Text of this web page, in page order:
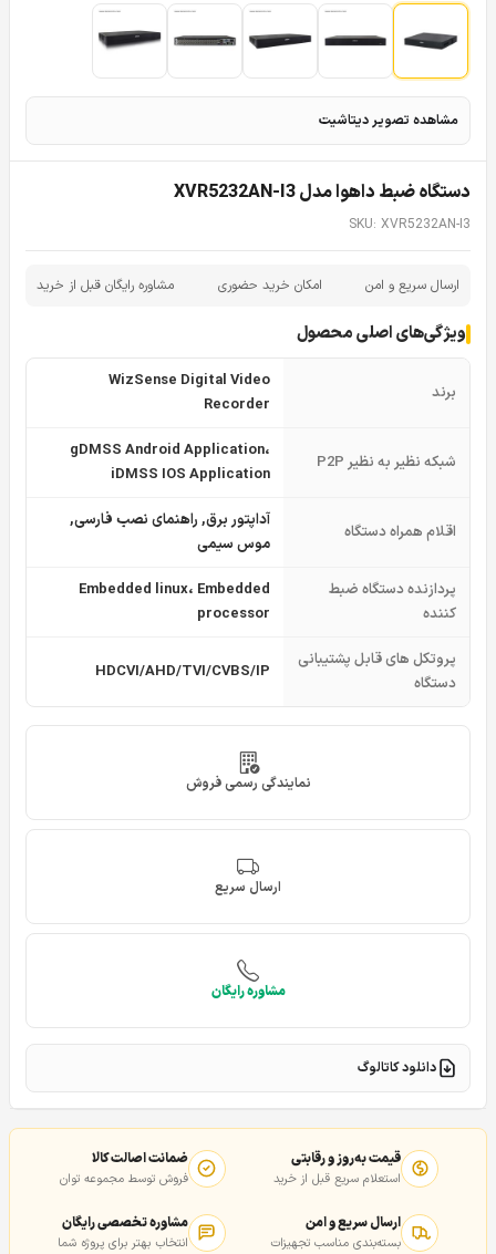
مشاهده تصویر دیتاشیت
دستگاه ضبط داهوا مدل XVR5232AN-I3
SKU: XVR5232AN-I3
ارسال سریع و امن امکان خرید حضوری مشاوره رایگان قبل از خرید
ویژگی‌های اصلی محصول
برند
WizSense Digital Video
Recorder
شبکه نظیر به نظیر P2P
gDMSS Android Application،
iDMSS IOS Application
اقلام همراه دستگاه
آداپتور برق, راهنمای نصب فارسی,
موس سیمی
پردازنده دستگاه ضبط
کننده
Embedded linux، Embedded
processor
پروتکل های قابل پشتیبانی
دستگاه
HDCVI/AHD/TVI/CVBS/IP
نمایندگی رسمی فروش
ارسال سریع
مشاوره رایگان
دانلود کاتالوگ
قیمت به‌روز و رقابتی
استعلام سریع قبل از خرید
ضمانت اصالت کالا
فروش توسط مجموعه توان
ارسال سریع و امن
بسته‌بندی مناسب تجهیزات
مشاوره تخصصی رایگان
انتخاب بهتر برای پروژه شما